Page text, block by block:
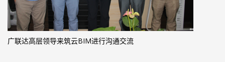
广联达高层领导来筑云BIM进行沟通交流